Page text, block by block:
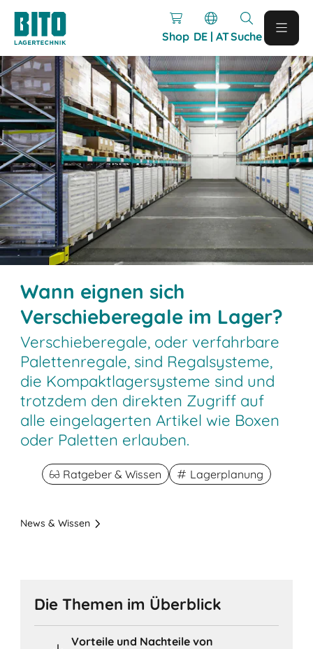
Shop DE | ATSuche
Wann eignen sich
Verschieberegale im Lager?
Verschieberegale, oder verfahrbare
Palettenregale, sind Regalsysteme,
die Kompaktlagersysteme sind und
trotzdem den direkten Zugriff auf
alle eingelagerten Artikel wie Boxen
oder Paletten erlauben.
Ratgeber & Wissen Lagerplanung
News & Wissen
Die Themen im Überblick
Vorteile und Nachteile von